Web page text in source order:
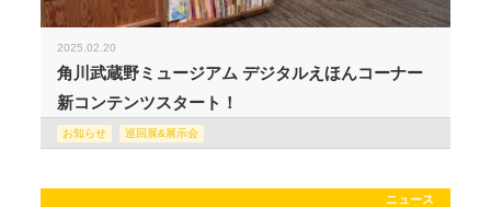
2025.02.20
角川武蔵野ミュージアム デジタルえほんコーナー
新コンテンツスタート！
お知らせ 巡回展&展示会
ニュース